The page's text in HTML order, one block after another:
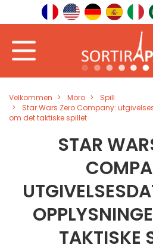
Velkommen Moro
Spill
Star Wars Zero Company:
om det taktiske spillet
STAR
TAKTISKE